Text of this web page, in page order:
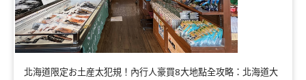
北海道限定お土産太犯規！內行人豪買8大地點全攻略：北海道大